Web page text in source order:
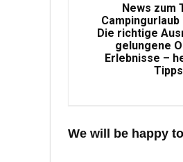
News zum
Die richtige
gelungene
Erlebnisse –
Tipps
We will be happy